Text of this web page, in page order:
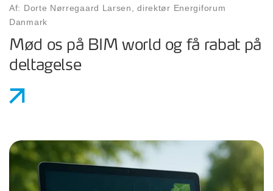
Af: Dorte Nørregaard Larsen, direktør Energiforum
Danmark
Mød os på BIM world og få rabat på
deltagelse